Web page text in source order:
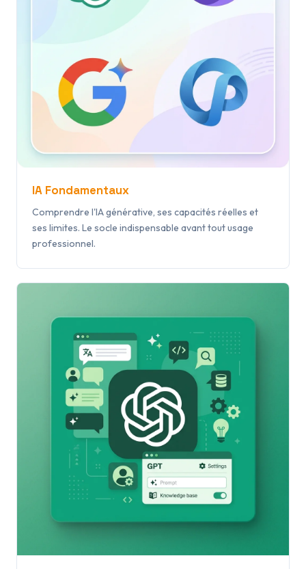
IA Fondamentaux
Comprendre l'IA générative, ses capacités réelles et
ses limites. Le socle indispensable avant tout usage
professionnel.